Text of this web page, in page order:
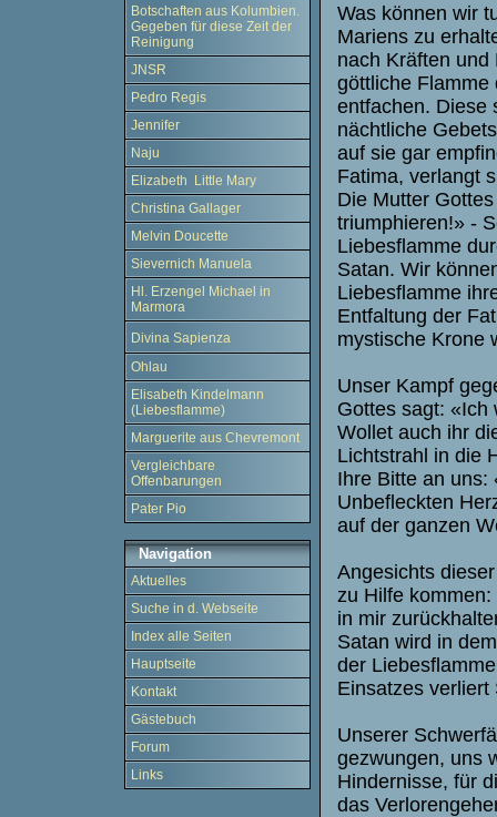
Botschaften aus Kolumbien.
Gegeben für diese Zeit der
Reinigung
JNSR
Pedro Regis
Jennifer
Naju
Elizabeth Little Mary
Christina Gallager
Melvin Doucette
Sievernich Manuela
Hl. Erzengel Michael in
Marmora
Divina Sapienza
Ohlau
Elisabeth Kindelmann
(Liebesflamme)
Marguerite aus Chevremont
Vergleichbare
Offenbarungen
Pater Pio
Navigation
Aktuelles
Suche in d. Webseite
Index alle Seiten
Hauptseite
Kontakt
Gästebuch
Forum
Links
Was können wir
Mariens zu
nach Kräften
göttliche Flamme
entfachen. Diese
nächtliche
auf sie gar
Fatima, verlangt
Die Mutter
triumphieren!» -
Liebesflamme
Satan. Wir
Liebesflamme
Entfaltung der
mystische Krone
Unser Kampf
Gottes sagt: «Ich
Wollet auch ihr
Lichtstrahl in die
Ihre Bitte an uns:
Unbefleckten
auf der ganzen
Angesichts
zu Hilfe
in mir
Satan wird in
der
Einsatzes verliert
Unserer
gezwungen, uns
Hindernisse, für
das